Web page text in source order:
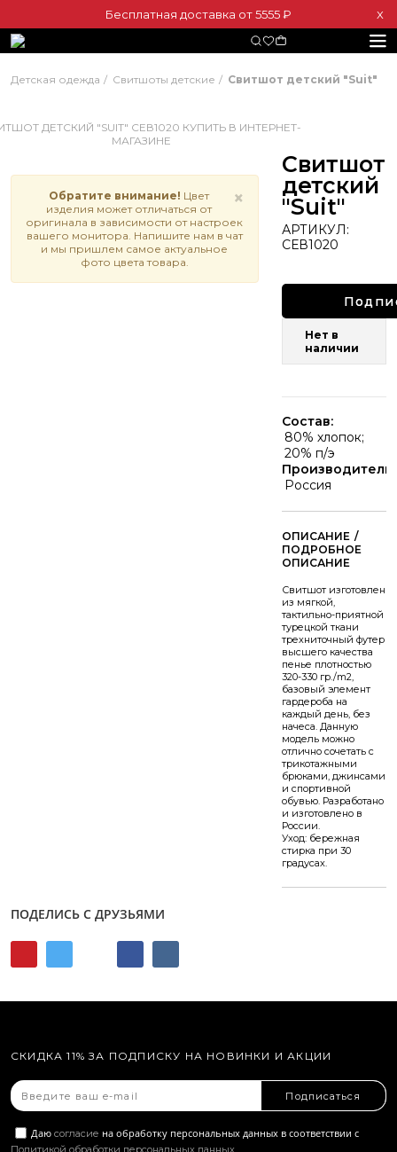
Бесплатная доставка от 5555 ₽ Х
Детская одежда Свитшоты детские Свитшот детский "Suit"
×
Обратите внимание! Цвет
изделия может отличаться от
оригинала в зависимости от настроек
вашего монитора. Напишите нам в чат
и мы пришлем самое актуальное
фото цвета товара.
Свитшот
детский
"Suit"
АРТИКУЛ:
СЕВ1020
Нет в
наличии
Состав:
80% хлопок;
20% п/э
Производитель:
Россия
/
Свитшот изготовлен
из мягкой,
тактильно-приятной
турецкой ткани
трехниточный футер
высшего качества
пенье плотностью
320-330 гр./m2,
базовый элемент
гардероба на
каждый день, без
начеса. Данную
модель можно
отлично сочетать с
трикотажными
брюками, джинсами
и спортивной
обувью. Разработано
и изготовлено в
России.
Уход: бережная
стирка при 30
градусах.
ПОДЕЛИСЬ С ДРУЗЬЯМИ
СКИДКА 11% ЗА ПОДПИСКУ НА НОВИНКИ И АКЦИИ
Подписаться
Даю согласие на обработку персональных данных в соответствии с
Политикой обработки персональных данных